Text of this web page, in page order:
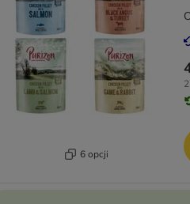
6 opcji